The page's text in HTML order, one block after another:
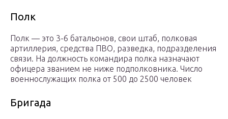
Полк
Полк — это 3-6 батальонов, свои штаб, полковая
артиллерия, средства ПВО, разведка, подразделения
связи. На должность командира полка назначают
офицера званием не ниже подполковника. Число
военнослужащих полка от 500 до 2500 человек
Бригада